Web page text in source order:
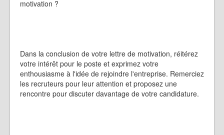
motivation ?
Dans la conclusion de votre lettre de motivation, réitérez
votre intérêt pour le poste et exprimez votre
enthousiasme à l'idée de rejoindre l'entreprise. Remerciez
les recruteurs pour leur attention et proposez une
rencontre pour discuter davantage de votre candidature.